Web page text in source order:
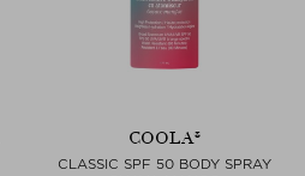
COOLA®
CLASSIC SPF 50 BODY SPRAY